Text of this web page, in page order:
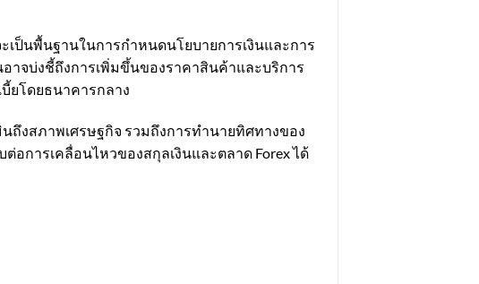
เป็นพื้นฐานในการกำหนดนโยบายการเงินและการ
าจบ่งชี้ถึงการเพิ่มขึ้นของราคาสินค้าและบริการ
ยโดยธนาคารกลาง
ถึงสภาพเศรษฐกิจ รวมถึงการทำนายทิศทางของ
อการเคลื่อนไหวของสกุลเงินและตลาด Forex ได้